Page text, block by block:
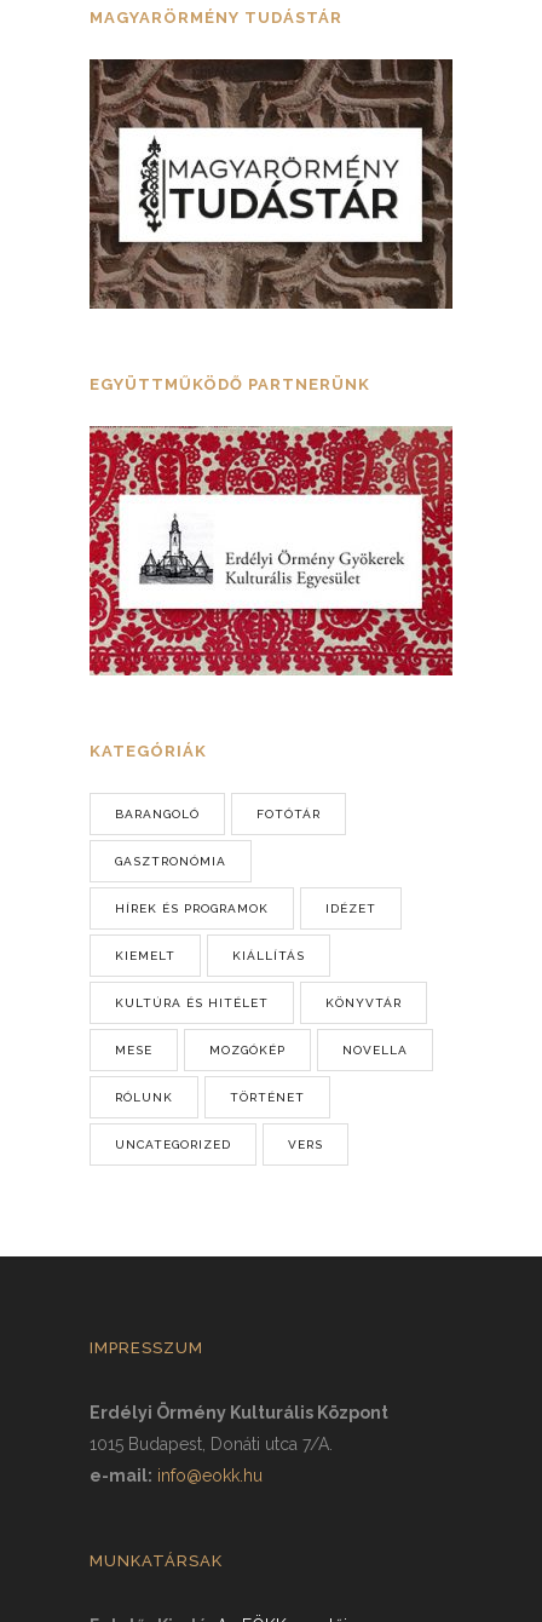
MAGYARÖRMÉNY TUDÁSTÁR
EGYÜTTMŰKÖDŐ PARTNERÜNK
KATEGÓRIÁK
BARANGOLÓ FOTÓTÁR
GASZTRONÓMIA
HÍREK ÉS PROGRAMOK IDÉZET
KIEMELT KIÁLLÍTÁS
KULTÚRA ÉS HITÉLET KÖNYVTÁR
MESE MOZGÓKÉP NOVELLA
RÓLUNK TÖRTÉNET
UNCATEGORIZED VERS
IMPRESSZUM
Erdélyi Örmény Kulturális Központ
1015 Budapest, Donáti utca 7/A.
e-mail: info@eokk.hu
MUNKATÁRSAK